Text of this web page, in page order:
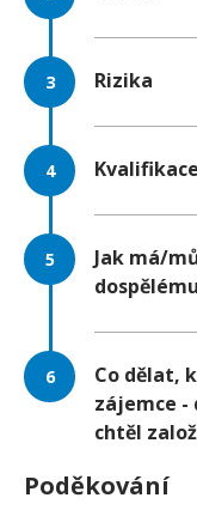
Rizika
Jak má/
Co dělat,
zájemce -
chtěl
Poděkování